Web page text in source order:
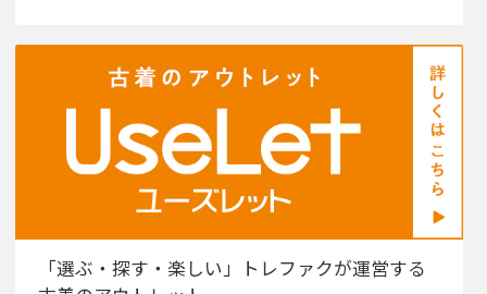
「選ぶ・探す・楽しい」トレファクが運営する